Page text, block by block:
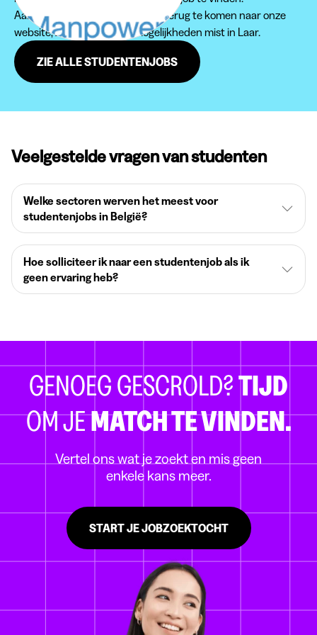
Aarzel zeker niet om regelmatig terug te komen naar onze
website, zodat je geen jobmogelijkheden mist in Laar.
ZIE ALLE STUDENTENJOBS
Veelgestelde vragen van studenten
Welke sectoren werven het meest voor
studentenjobs in België?
Hoe solliciteer ik naar een studentenjob als ik
geen ervaring heb?
GENOEG GESCROLD?TIJD
OM JEMATCH TE VINDEN.
Vertel ons wat je zoekt en mis geen
enkele kans meer.
START JE JOBZOEKTOCHT